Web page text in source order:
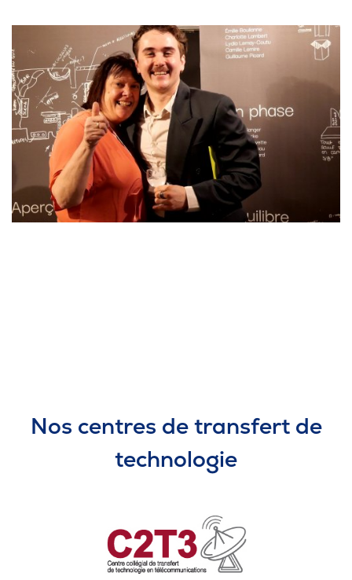
Nos centres de transfert de
technologie